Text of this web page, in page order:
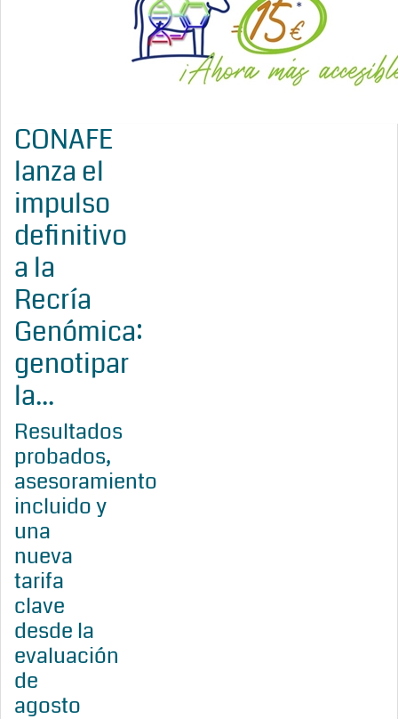
CONAFE
lanza el
impulso
definitivo
a la
Recría
Genómica:
genotipar
la...
Resultados
probados,
asesoramiento
incluido y
una
nueva
tarifa
clave
desde la
evaluación
de
agosto